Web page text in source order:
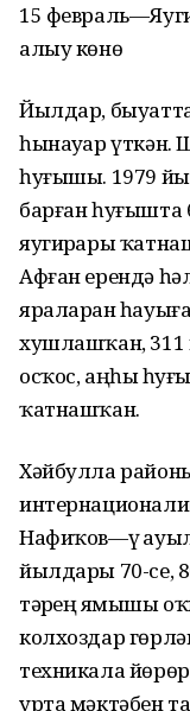
15
алыу көнө
Йылдар,
һынауҙар
һуғышы. 1979
барған һуғышта
яугирҙары
Афған ерендә
яраларҙан
хушлашҡан, 311
осҡос, аңһыҙ
ҡатнашҡан.
Хәйбулла
Нафиҡов—үҙ
йылдары 70-се,
тәрҙең яҙмышы
колхоздар
техникала
урта мәктәбен